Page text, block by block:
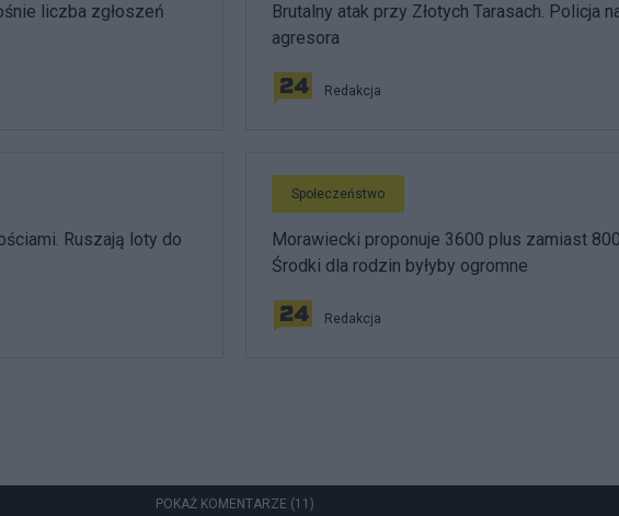
liczba zgłoszeń
Brutalny atak przy Złotych Tarasach. Policja
agresora
Redakcja
Ruszają loty do
Społeczeństwo
Morawiecki proponuje 3600 plus zamiast
Środki dla rodzin byłyby ogromne
Redakcja
POKAŻ KOMENTARZE (11)